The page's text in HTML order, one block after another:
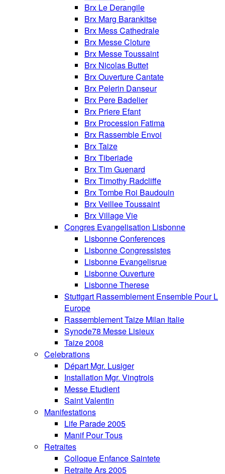
Brx Le Derangile
Brx Marg Barankitse
Brx Mess Cathedrale
Brx Messe Cloture
Brx Messe Toussaint
Brx Nicolas Buttet
Brx Ouverture Cantate
Brx Pelerin Danseur
Brx Pere Badelier
Brx Priere Efant
Brx Procession Fatima
Brx Rassemble Envoi
Brx Taize
Brx Tiberiade
Brx Tim Guenard
Brx Timothy Radcliffe
Brx Tombe Roi Baudouin
Brx Veillee Toussaint
Brx Village Vie
Congres Evangelisation Lisbonne
Lisbonne Conferences
Lisbonne Congressistes
Lisbonne Evangelisrue
Lisbonne Ouverture
Lisbonne Therese
Stuttgart Rassemblement Ensemble Pour L
Europe
Rassemblement Taize Milan Italie
Synode78 Messe Lisieux
Taize 2008
Celebrations
Départ Mgr. Lusiger
Installation Mgr. Vingtrois
Messe Etudient
Saint Valentin
Manifestations
Life Parade 2005
Manif Pour Tous
Retraites
Colloque Enfance Saintete
Retraite Ars 2005